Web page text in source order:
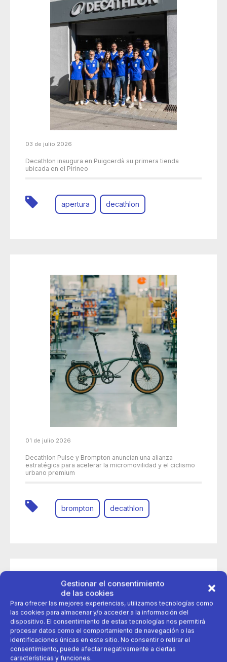
Gestionar el consentimiento
de las cookies
Para ofrecer las mejores experiencias, utilizamos tecnologías como
las cookies para almacenar y/o acceder a la información del
dispositivo. El consentimiento de estas tecnologías nos permitirá
procesar datos como el comportamiento de navegación o las
identificaciones únicas en este sitio. No consentir o retirar el
consentimiento, puede afectar negativamente a ciertas
características y funciones.
03 de julio 2026
Decathlon inaugura en Puigcerdà su primera tienda
ubicada en el Pirineo
apertura decathlon
01 de julio 2026
Decathlon Pulse y Brompton anuncian una alianza
estratégica para acelerar la micromovilidad y el ciclismo
urbano premium
brompton decathlon